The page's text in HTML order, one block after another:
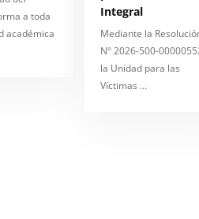
a toda
académica
Integral
Mediante la
N° 2026-500-
la Unidad para las
Víctimas …